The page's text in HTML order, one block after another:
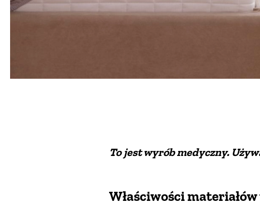
To jest wyrób medyczny.
Właściwości